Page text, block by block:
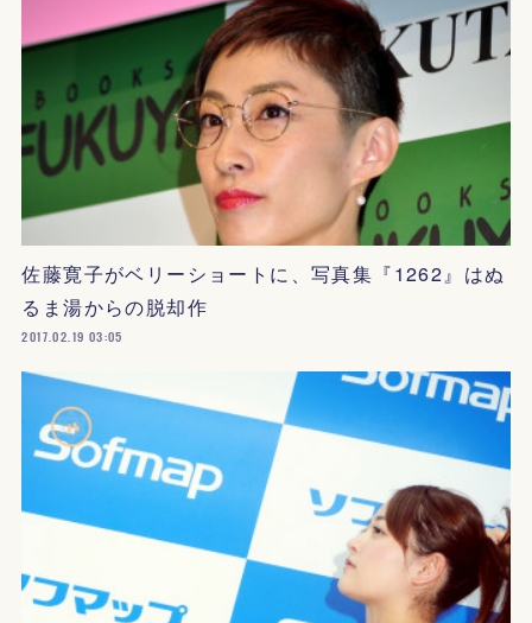
佐藤寛子がベリーショートに、写真集『1262』はぬ
るま湯からの脱却作
2017.02.19 03:05